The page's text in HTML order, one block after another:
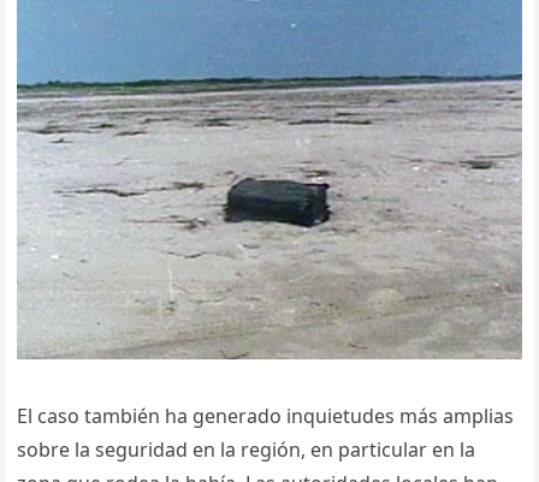
El caso también ha generado inquietudes más amplias
sobre la seguridad en la región, en particular en la